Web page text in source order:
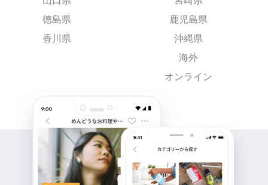
徳島県
香川県
鹿児島県
沖縄県
海外
オンライン